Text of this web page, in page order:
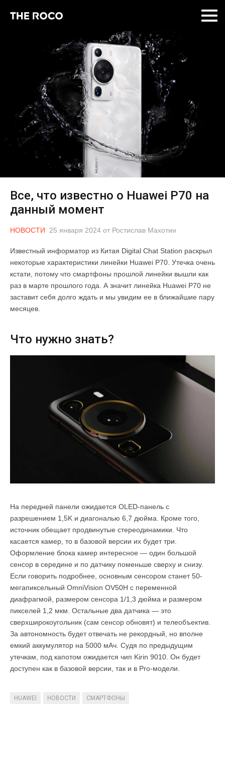
Все, что известно о Huawei P70 на
данный момент
НОВОСТИ 25 января 2024 от Ростислав Махотин
Известный информатор из Китая Digital Chat Station раскрыл
некоторые характеристики линейки Huawei P70. Утечка очень
кстати, потому что смартфоны прошлой линейки вышли как
раз в марте прошлого года. А значит линейка Huawei P70 не
заставит себя долго ждать и мы увидим ее в ближайшие пару
месяцев.
Что нужно знать?
На передней панели ожидается OLED-панель с
разрешением 1,5K и диагональю 6,7 дюйма. Кроме того,
источник обещает продвинутые стереодинамики. Что
касается камер, то в базовой версии их будет три.
Оформление блока камер интересное — один большой
сенсор в середине и по датчику поменьше сверху и снизу.
Если говорить подробнее, основным сенсором станет 50-
мегапиксельный OmniVision OV50H с переменной
диафрагмой, размером сенсора 1/1,3 дюйма и размером
пикселей 1,2 мкм. Остальные два датчика — это
сверхширокоугольник (сам сенсор обновят) и телеобъектив.
За автономность будет отвечать не рекордный, но вполне
емкий аккумулятор на 5000 мАч. Судя по предыдущим
утечкам, под капотом ожидается чип Kirin 9010. Он будет
доступен как в базовой версии, так и в Pro-модели.
HUAWEI НОВОСТИ СМАРТФОНЫ